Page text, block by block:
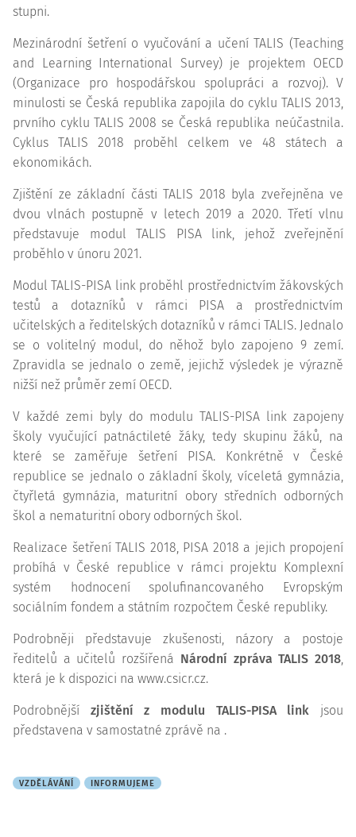
stupni.
Mezinárodní šetření o vyučování a učení TALIS (Teaching
and Learning International Survey) je projektem OECD
(Organizace pro hospodářskou spolupráci a rozvoj). V
minulosti se Česká republika zapojila do cyklu TALIS 2013,
prvního cyklu TALIS 2008 se Česká republika neúčastnila.
Cyklus TALIS 2018 proběhl celkem ve 48 státech a
ekonomikách.
Zjištění ze základní části TALIS 2018 byla zveřejněna ve
dvou vlnách postupně v letech 2019 a 2020. Třetí vlnu
představuje modul TALIS PISA link, jehož zveřejnění
proběhlo v únoru 2021.
Modul TALIS-PISA link proběhl prostřednictvím žákovských
testů a dotazníků v rámci PISA a prostřednictvím
učitelských a ředitelských dotazníků v rámci TALIS. Jednalo
se o volitelný modul, do něhož bylo zapojeno 9 zemí.
Zpravidla se jednalo o země, jejichž výsledek je výrazně
nižší než průměr zemí OECD.
V každé zemi byly do modulu TALIS-PISA link zapojeny
školy vyučující patnáctileté žáky, tedy skupinu žáků, na
které se zaměřuje šetření PISA. Konkrétně v České
republice se jednalo o základní školy, víceletá gymnázia,
čtyřletá gymnázia, maturitní obory středních odborných
škol a nematuritní obory odborných škol.
Realizace šetření TALIS 2018, PISA 2018 a jejich propojení
probíhá v České republice v rámci projektu Komplexní
systém hodnocení spolufinancovaného Evropským
sociálním fondem a státním rozpočtem České republiky.
Podrobněji představuje zkušenosti, názory a postoje
ředitelů a učitelů rozšířená Národní zpráva TALIS 2018,
která je k dispozici na www.csicr.cz.
Podrobnější zjištění z modulu TALIS-PISA link jsou
představena v samostatné zprávě na .
VZDĚLÁVÁNÍ INFORMUJEME